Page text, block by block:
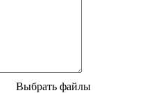
Выбрать файлы